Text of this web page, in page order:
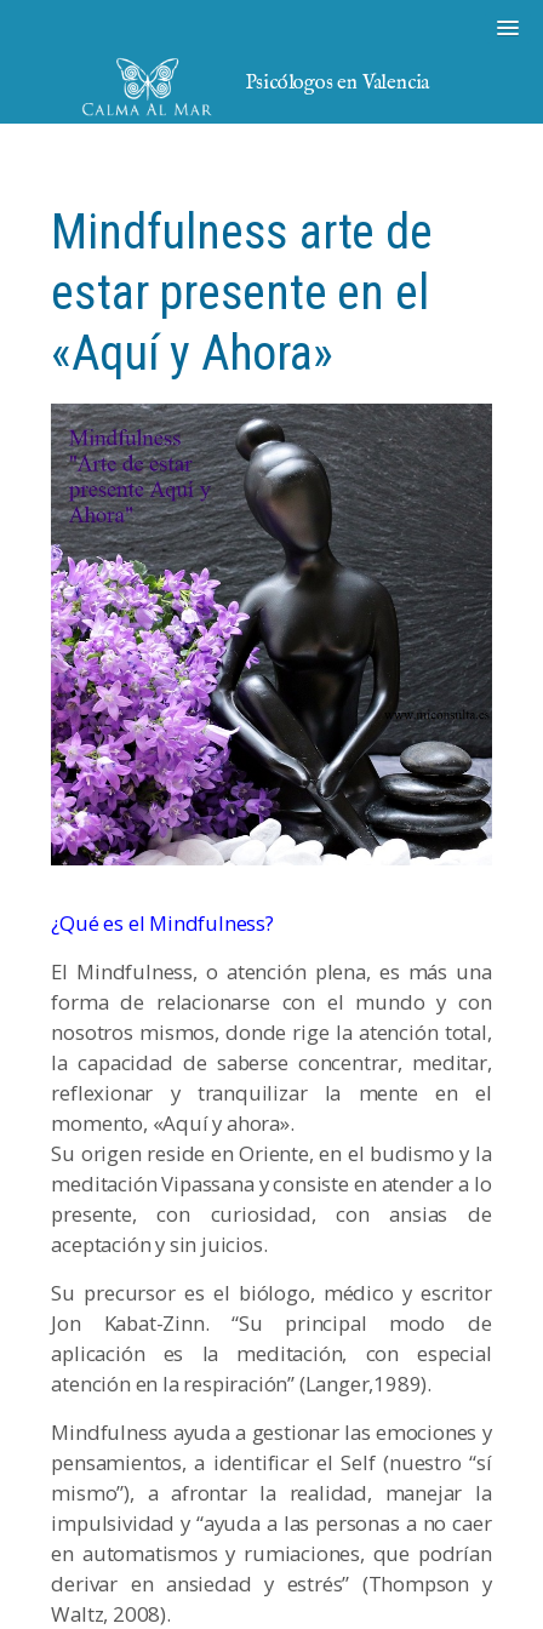
Psicólogos en Valencia
Mindfulness arte de
estar presente en el
«Aquí y Ahora»
¿Qué es el Mindfulness?
El Mindfulness, o atención plena, es más una
forma de relacionarse con el mundo y con
nosotros mismos, donde rige la atención total,
la capacidad de saberse concentrar, meditar,
reflexionar y tranquilizar la mente en el
momento, «Aquí y ahora».
Su origen reside en Oriente, en el budismo y la
meditación Vipassana y consiste en atender a lo
presente, con curiosidad, con ansias de
aceptación y sin juicios.
Su precursor es el biólogo, médico y escritor
Jon Kabat-Zinn. “Su principal modo de
aplicación es la meditación, con especial
atención en la respiración” (Langer,1989).
Mindfulness ayuda a gestionar las emociones y
pensamientos, a identificar el Self (nuestro “sí
mismo”), a afrontar la realidad, manejar la
impulsividad y “ayuda a las personas a no caer
en automatismos y rumiaciones, que podrían
derivar en ansiedad y estrés” (Thompson y
Waltz, 2008).